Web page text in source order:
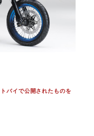
バイで公開されたものを